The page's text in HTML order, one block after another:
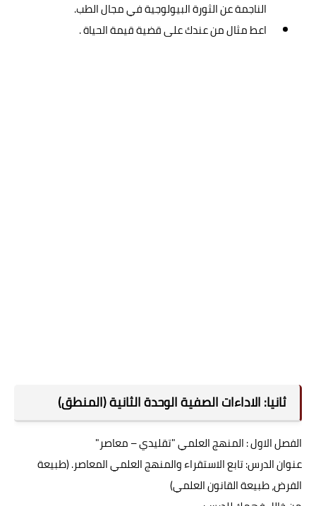
الناجمة عن الثورة البيولوجية في مجال الطب.
اعط مثال من عندك على قضية قيمة الحياة .
ثانيا: الاداءات الصفية الوحدة الثانية (المنطق)
الفصل الاول : المنهج العلمي "تقليدي – معاصر"
عنوان الدرس: تابع الاستقراء والمنهج العلمي المعاصر. (طبيعة
الفرض، طبيعة القانون العلمي)